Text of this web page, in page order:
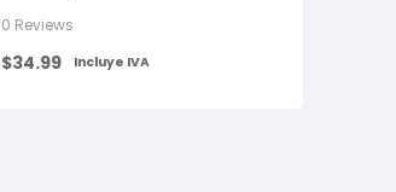
0 Reviews
$34.99 Incluye IVA